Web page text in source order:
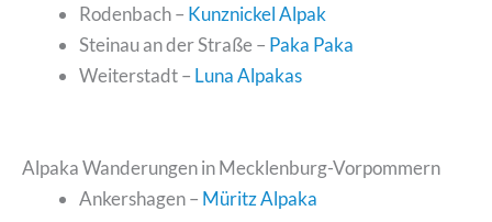
Rodenbach – Kunznickel Alpak
Steinau an der Straße – Paka Paka
Weiterstadt – Luna Alpakas
Alpaka Wanderungen in Mecklenburg-Vorpommern
Ankershagen – Müritz Alpaka